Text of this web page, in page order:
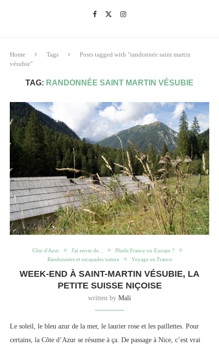
Home Tags
Posts tagged with "randonnée saint martin
vésubie"
TAG: RANDONNÉE SAINT MARTIN VÉSUBIE
Côte d'Azur J'ai envie de...
Plutôt France ou Europe ?
Randonnées et escapades nature
Voyage en France
WEEK-END À SAINT-MARTIN VÉSUBIE, LA
PETITE SUISSE NIÇOISE
written by Mali
Le soleil, le bleu azur de la mer, le laurier rose et les paillettes. Pour
certains, la Côte d’Azur se résume à ça. De passage à Nice, c’est vrai